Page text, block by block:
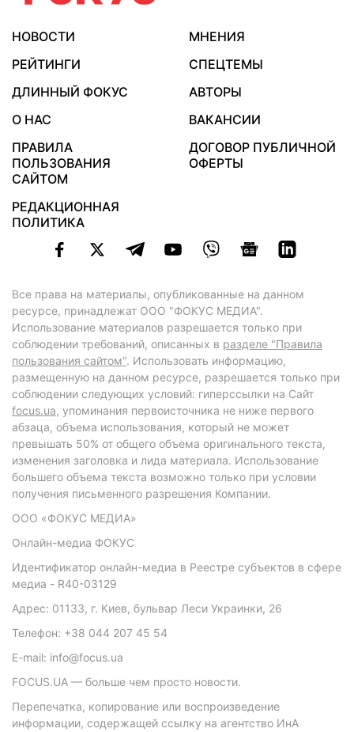
НОВОСТИ
МНЕНИЯ
РЕЙТИНГИ
СПЕЦТЕМЫ
ДЛИННЫЙ ФОКУС
АВТОРЫ
О НАС
ВАКАНСИИ
ПРАВИЛА
ПОЛЬЗОВАНИЯ
САЙТОМ
ДОГОВОР ПУБЛИЧНОЙ
ОФЕРТЫ
РЕДАКЦИОННАЯ
ПОЛИТИКА
Все права на материалы, опубликованные на данном
ресурсе, принадлежат ООО "ФОКУС МЕДИА".
Использование материалов разрешается только при
соблюдении требований, описанных в разделе "Правила
пользования сайтом". Использовать информацию,
размещенную на данном ресурсе, разрешается только при
соблюдении следующих условий: гиперссылки на Сайт
focus.ua, упоминания первоисточника не ниже первого
абзаца, объема использования, который не может
превышать 50% от общего объема оригинального текста,
изменения заголовка и лида материала. Использование
большего объема текста возможно только при условии
получения письменного разрешения Компании.
ООО «ФОКУС МЕДИА»
Онлайн-медиа ФОКУС
Идентификатор онлайн-медиа в Реестре субъектов в сфере
медиа - R40-03129
Адрес: 01133, г. Киев, бульвар Леси Украинки, 26
Телефон: +38 044 207 45 54
E-mail: info@focus.ua
FOCUS.UA — больше чем просто новости.
Перепечатка, копирование или воспроизведение
информации, содержащей ссылку на агентство ИнА